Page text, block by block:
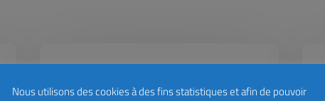
Nous utilisons des cookies à des fins statistiques et afin de pouvoir